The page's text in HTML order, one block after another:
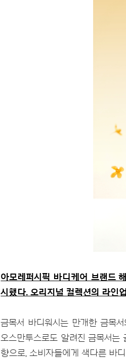
아모레퍼시픽 바디케어 브랜드
시했다. 오리지널 컬렉션의 라인
금목서 바디워시는 만개한 금목
오스만투스로도 알려진 금목서
향으로, 소비자들에게 색다른 바